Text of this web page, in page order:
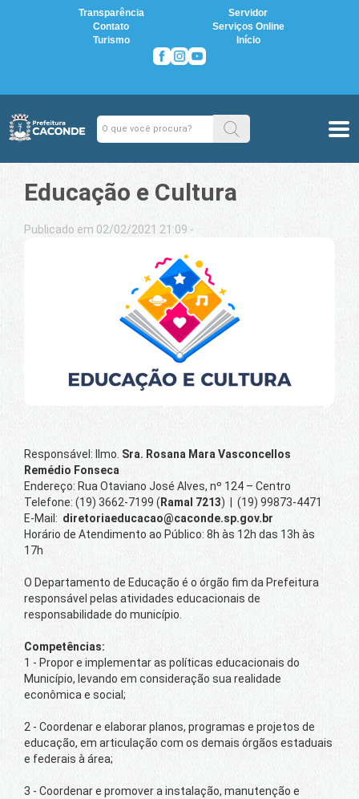
Transparência
Servidor
Contato
Serviços Online
Turismo
Início
Educação e Cultura
Publicado em 02/02/2021 21:09 -
Responsável: Ilmo. Sra. Rosana Mara Vasconcellos
Remédio Fonseca
Endereço: Rua Otaviano José Alves, nº 124 – Centro
Telefone: (19) 3662-7199 ( Ramal 7213) | (19) 99873-4471
E-Mail: diretoriaeducacao@caconde.sp.gov.br
Horário de Atendimento ao Público: 8h às 12h das 13h às
17h
O Departamento de Educação é o órgão fim da Prefeitura
responsável pelas atividades educacionais de
responsabilidade do município.
Competências:
1 - Propor e implementar as políticas educacionais do
Município, levando em consideração sua realidade
econômica e social;
2 - Coordenar e elaborar planos, programas e projetos de
educação, em articulação com os demais órgãos estaduais
e federais à área;
3 - Coordenar e promover a instalação, manutenção e